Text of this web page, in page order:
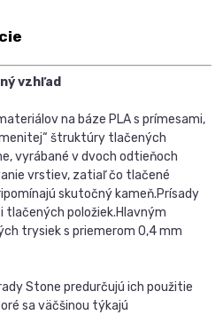
vzhľad
na báze PLA s prímesami,
štruktúry tlačených
vyrábané v dvoch odtieňoch
vrstiev, zatiaľ čo tlačené
skutočný kameň.Prísady
tlačených položiek.Hlavným
trysiek s priemerom 0,4 mm
Stone predurčujú ich použitie
sa väčšinou týkajú